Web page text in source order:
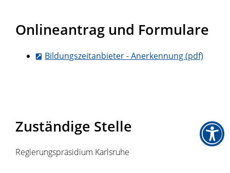
Onlineantrag und Formulare
Bildungszeitanbieter - Anerkennung (pdf)
Zuständige Stelle
Regierungspräsidium Karlsruhe